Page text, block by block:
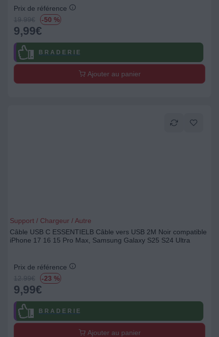
Prix de référence
19.99€ -50 %
9,99€
B R A D E R I E
Ajouter au panier
Support / Chargeur / Autre
Câble USB C ESSENTIELB Câble vers USB 2M Noir compatible
iPhone 17 16 15 Pro Max, Samsung Galaxy S25 S24 Ultra
Prix de référence
12.99€ -23 %
9,99€
B R A D E R I E
Ajouter au panier